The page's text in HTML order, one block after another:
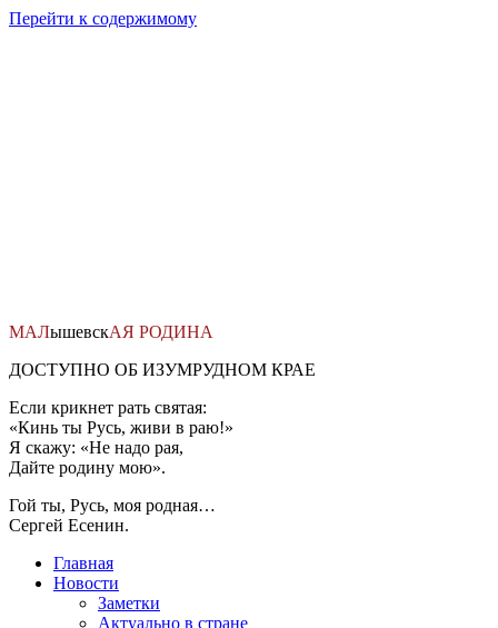
Перейти к содержимому
МАЛышевскАЯ РОДИНА
ДОСТУПНО ОБ ИЗУМРУДНОМ КРАЕ
Если крикнет рать святая:
«Кинь ты Русь, живи в раю!»
Я скажу: «Не надо рая,
Дайте родину мою».
Гой ты, Русь, моя родная…
Сергей Есенин.
Главная
Новости
Заметки
Актуально в стране